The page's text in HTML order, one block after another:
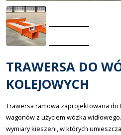
TRAWERSA DO
KOLEJOWYCH
Trawersa ramowa zaprojektowana
wagonów z użyciem wózka
wymiary kieszeni, w których